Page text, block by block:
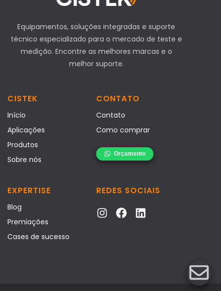
Equipamentos, soluções integradas e suporte
técnico especializado para o mercado de teste e
medição. Encontre as melhores marcas e o
melhor suporte.
CISTEK
Início
Aplicações
Produtos
Sobre nós
CONTATO
Contato
Como comprar
EXPERTISE
Blog
Premiações
Cases de sucesso
REDES SOCIAIS